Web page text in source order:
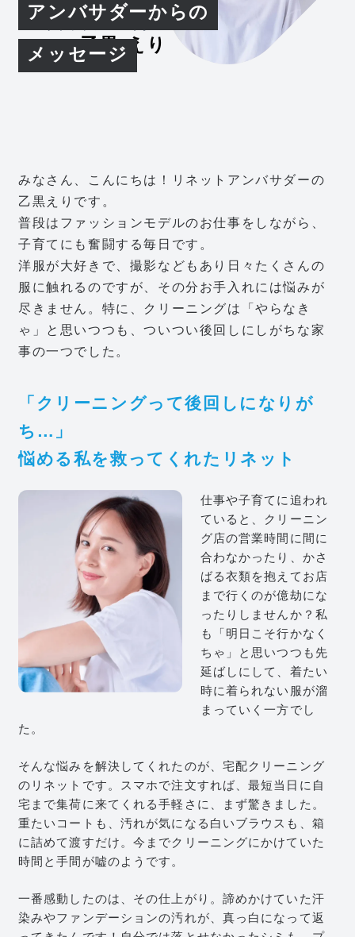
リネットアンバサダー
乙黒 えり
アンバサダーからの
メッセージ
みなさん、こんにちは！リネットアンバサダーの
乙黒えりです。
普段はファッションモデルのお仕事をしながら、
子育てにも奮闘する毎日です。
洋服が大好きで、撮影などもあり日々たくさんの
服に触れるのですが、その分お手入れには悩みが
尽きません。特に、クリーニングは「やらなき
ゃ」と思いつつも、ついつい後回しにしがちな家
事の一つでした。
「クリーニングって後回しになりが
ち…」
悩める私を救ってくれたリネット
仕事や子育てに追われ
ていると、クリーニン
グ店の営業時間に間に
合わなかったり、かさ
ばる衣類を抱えてお店
まで行くのが億劫にな
ったりしませんか？私
も「明日こそ行かなく
ちゃ」と思いつつも先
延ばしにして、着たい
時に着られない服が溜
まっていく一方でし
た。
そんな悩みを解決してくれたのが、宅配クリーニング
のリネットです。スマホで注文すれば、最短当日に自
宅まで集荷に来てくれる手軽さに、まず驚きました。
重たいコートも、汚れが気になる白いブラウスも、箱
に詰めて渡すだけ。今までクリーニングにかけていた
時間と手間が嘘のようです。
一番感動したのは、その仕上がり。諦めかけていた汗
染みやファンデーションの汚れが、真っ白になって返